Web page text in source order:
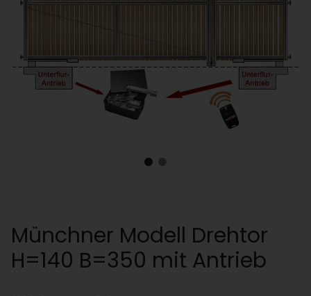
Münchner Modell Drehtor
H=140 B=350 mit Antrieb